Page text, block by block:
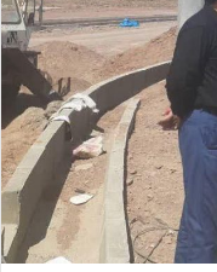
ا
ی
م
ی
ل